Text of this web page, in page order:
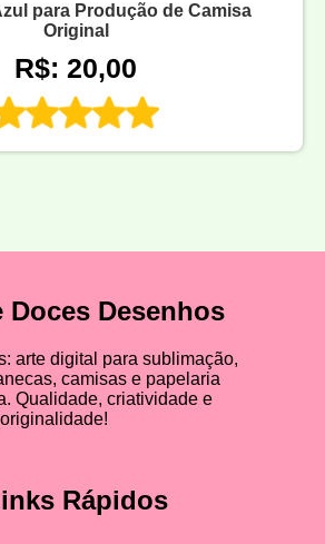
para Produção de Camisa
Original
R$: 20,00
Doces Desenhos
arte digital para sublimação,
camisas e papelaria
Qualidade, criatividade e
originalidade!
Rápidos